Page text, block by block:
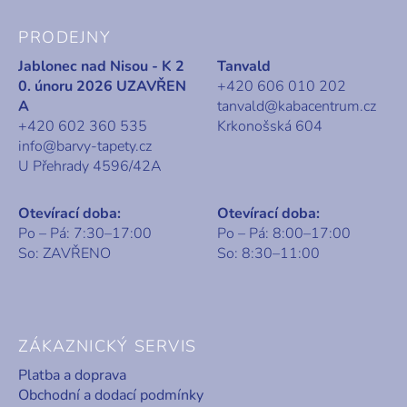
PRODEJNY
Jablonec nad Nisou - K 2
0. únoru 2026 UZAVŘEN
A
+420 602 360 535
info@barvy-tapety.cz
U Přehrady 4596/42A
Tanvald
+420 606 010 202
tanvald@kabacentrum.cz
Krkonošská 604
Otevírací doba:
Po – Pá: 7:30–17:00
So: ZAVŘENO
Otevírací doba:
Po – Pá: 8:00–17:00
So: 8:30–11:00
ZÁKAZNICKÝ SERVIS
Platba a doprava
Obchodní a dodací podmínky